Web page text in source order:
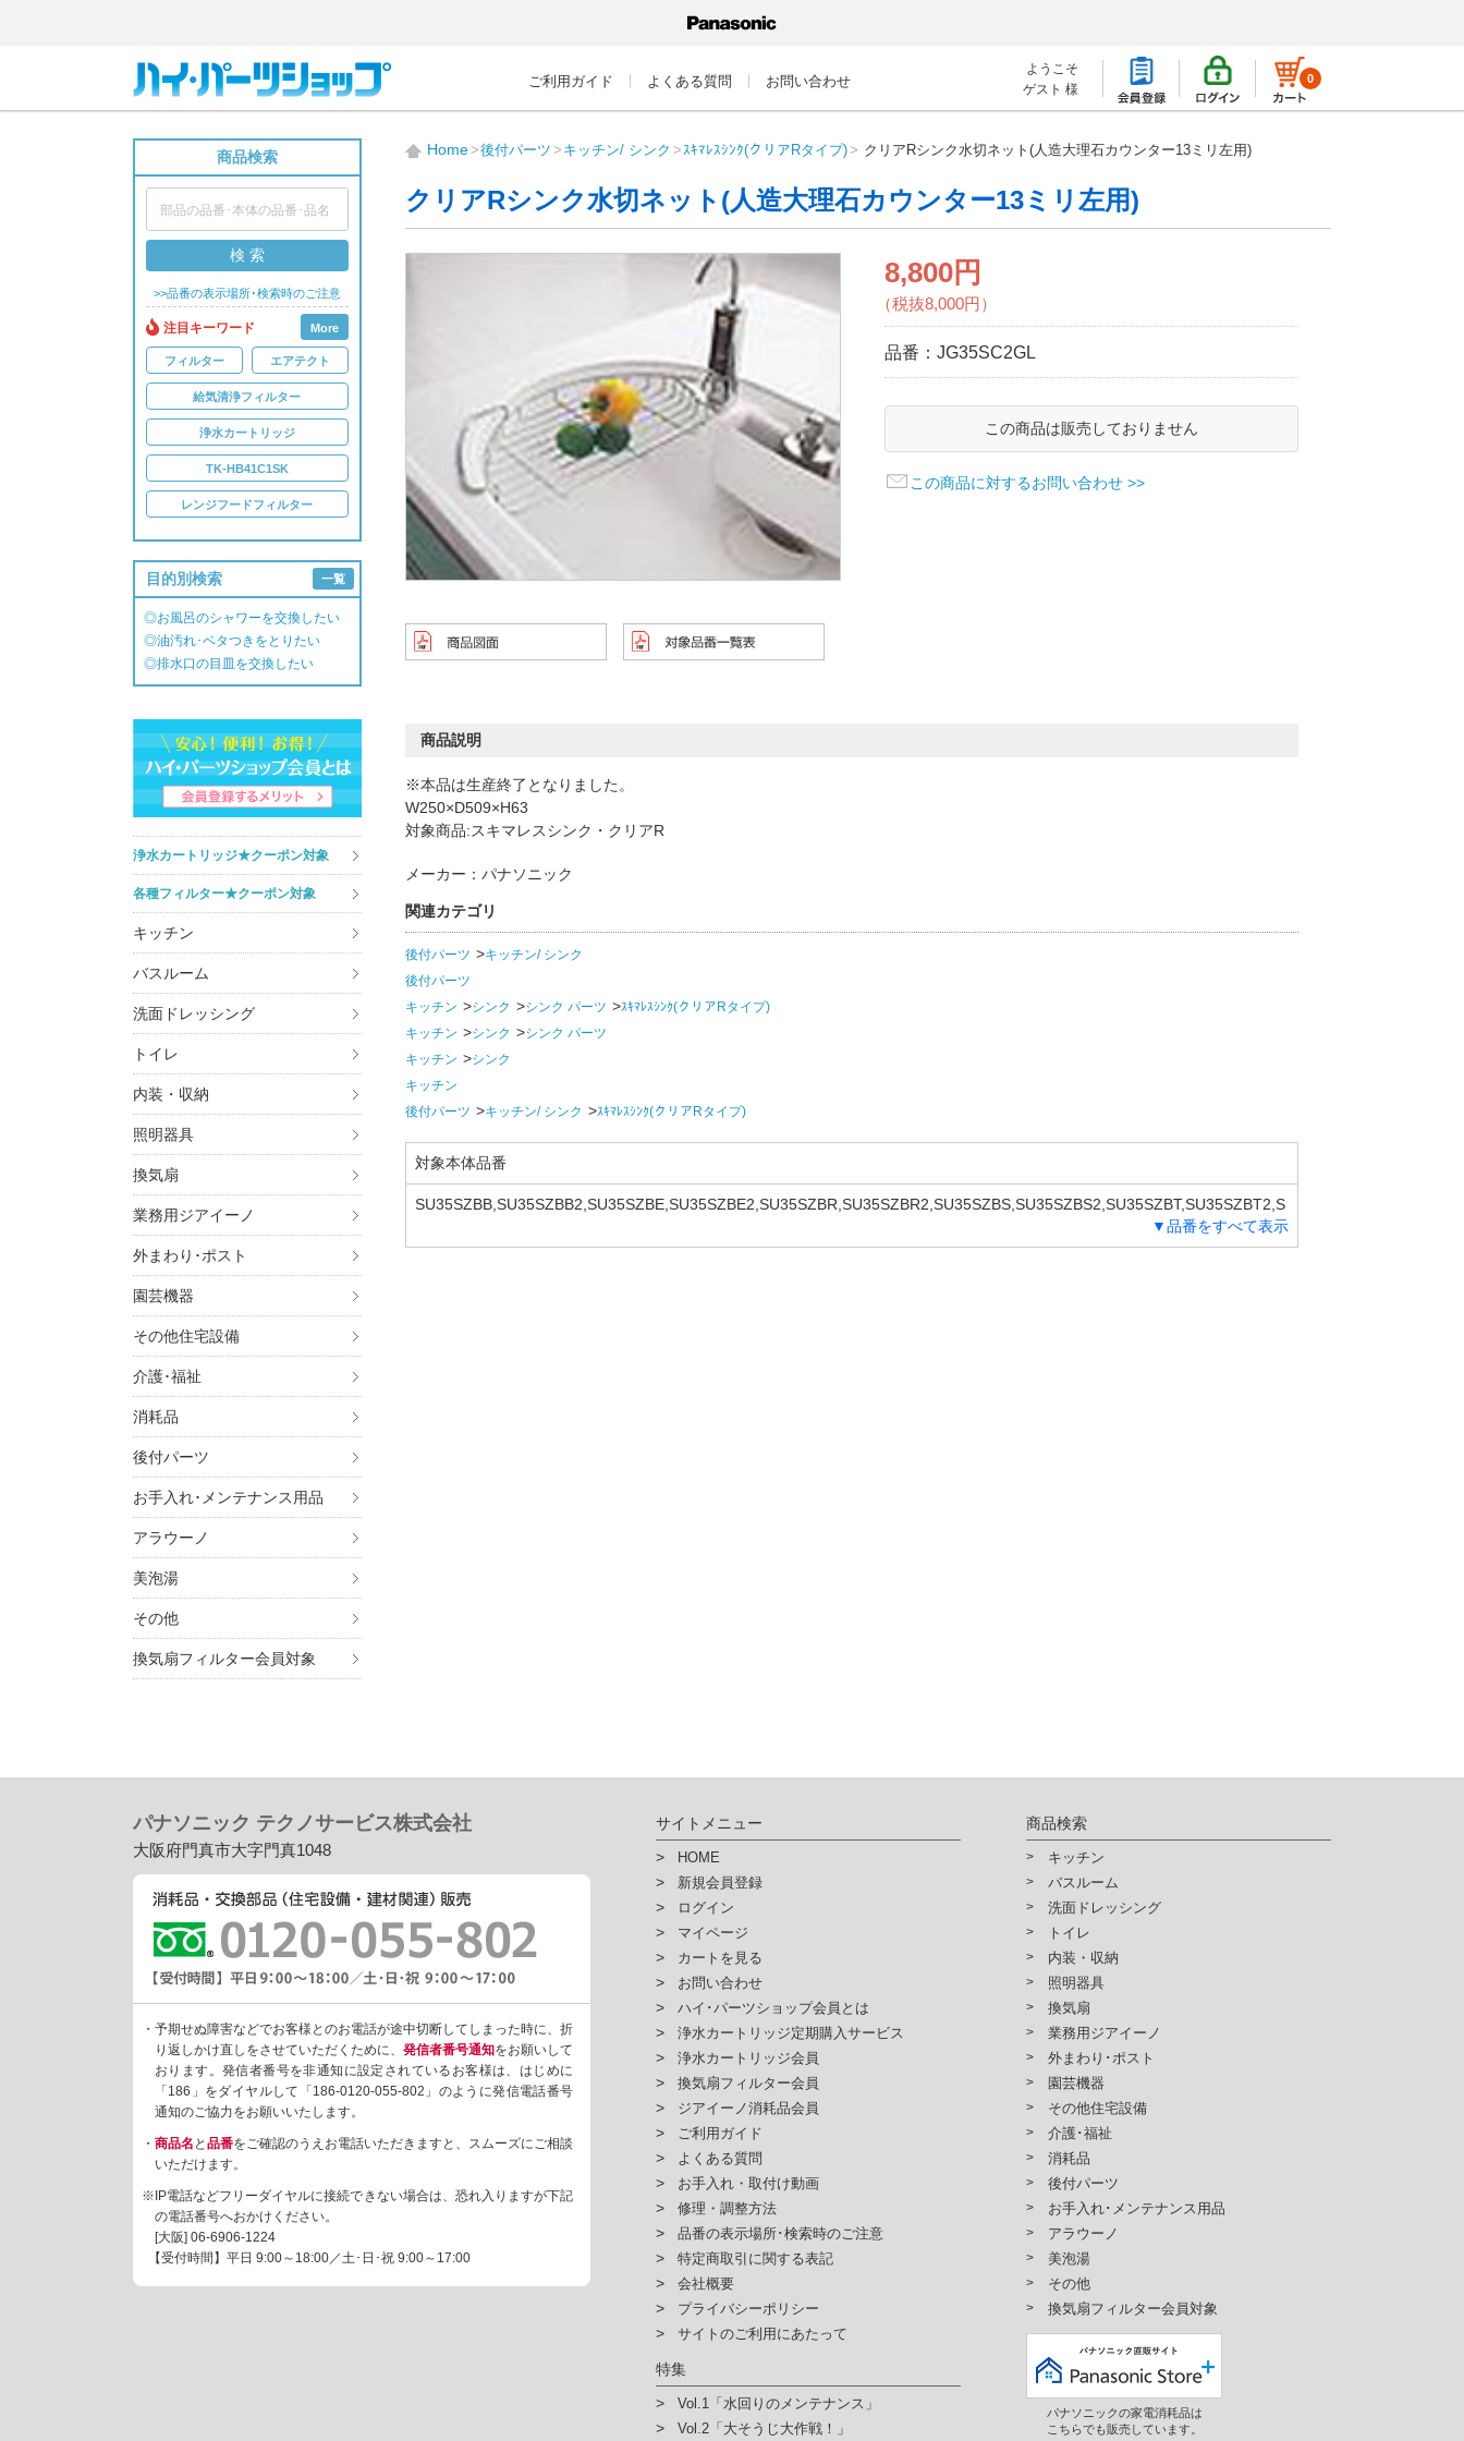
ご利用ガイド よくある質問 お問い合わせ
ようこそ
ゲスト 様
0
商品検索
検 索
>>品番の表示場所･検索時のご注意
注目キーワード More
フィルター エアテクト
給気清浄フィルター
浄水カートリッジ
TK-HB41C1SK
レンジフードフィルター
目的別検索 一覧
◎お風呂のシャワーを交換したい
◎油汚れ･ベタつきをとりたい
◎排水口の目皿を交換したい
浄水カートリッジ★クーポン対象
各種フィルター★クーポン対象
キッチン
バスルーム
洗面ドレッシング
トイレ
内装・収納
照明器具
換気扇
業務用ジアイーノ
外まわり･ポスト
園芸機器
その他住宅設備
介護･福祉
消耗品
後付パーツ
お手入れ･メンテナンス用品
アラウーノ
美泡湯
その他
換気扇フィルター会員対象
Home 後付パーツ キッチン/ シンク ｽｷﾏﾚｽｼﾝｸ(クリアRタイプ) クリアRシンク水切ネット(人造大理石カウンター13ミリ左用)
クリアRシンク水切ネット(人造大理石カウンター13ミリ左用)
8,800円
（税抜8,000円）
品番： JG35SC2GL
この商品は販売しておりません
この商品に対するお問い合わせ >>
商品説明
※本品は生産終了となりました。
W250×D509×H63
対象商品:スキマレスシンク・クリアR
メーカー：パナソニック
関連カテゴリ
後付パーツ
キッチン/ シンク
後付パーツ
キッチン
シンク シンク パーツ
ｽｷﾏﾚｽｼﾝｸ(クリアRタイプ)
キッチン
シンク
シンク パーツ
キッチン
シンク
キッチン
後付パーツ
キッチン/ シンク ｽｷﾏﾚｽｼﾝｸ(クリアRタイプ)
対象本体品番
SU35SZBB,SU35SZBB2,SU35SZBE,SU35SZBE2,SU35SZBR,SU35SZBR2,SU35SZBS,SU35SZBS2,SU35SZBT,SU35SZBT2,S
▼品番をすべて表示
パナソニック テクノサービス株式会社
大阪府門真市大字門真1048
・予期せぬ障害などでお客様とのお電話が途中切断してしまった時に、折
り返しかけ直しをさせていただくために、 発信者番号通知をお願いして
おります。発信者番号を非通知に設定されているお客様は、はじめに
「186」をダイヤルして「186-0120-055-802」のように発信電話番号
通知のご協力をお願いいたします。
・ 商品名 と 品番をご確認のうえお電話いただきますと、スムーズにご相談
いただけます。
※IP電話などフリーダイヤルに接続できない場合は、恐れ入りますが下記
の電話番号へおかけください。
[大阪] 06-6906-1224
【受付時間】平日 9:00～18:00／土･日･祝 9:00～17:00
サイトメニュー
HOME
新規会員登録
ログイン
マイページ
カートを見る
お問い合わせ
ハイ･パーツショップ会員とは
浄水カートリッジ定期購入サービス
浄水カートリッジ会員
換気扇フィルター会員
ジアイーノ消耗品会員
ご利用ガイド
よくある質問
お手入れ・取付け動画
修理・調整方法
品番の表示場所･検索時のご注意
特定商取引に関する表記
会社概要
プライバシーポリシー
サイトのご利用にあたって
特集
Vol.1「水回りのメンテナンス」
Vol.2「大そうじ大作戦！」
商品検索
キッチン
バスルーム
洗面ドレッシング
トイレ
内装・収納
照明器具
換気扇
業務用ジアイーノ
外まわり･ポスト
園芸機器
その他住宅設備
介護･福祉
消耗品
後付パーツ
お手入れ･メンテナンス用品
アラウーノ
美泡湯
その他
換気扇フィルター会員対象
パナソニックの家電消耗品は
こちらでも販売しています。